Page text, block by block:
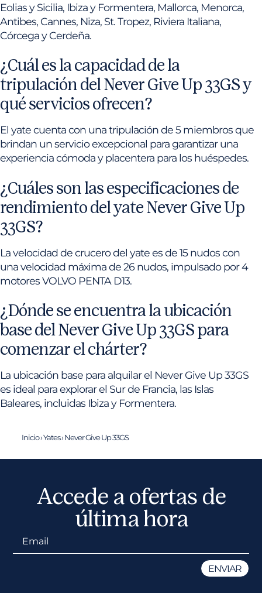
Eolias y Sicilia, Ibiza y Formentera, Mallorca, Menorca,
Antibes, Cannes, Niza, St. Tropez, Riviera Italiana,
Córcega y Cerdeña.
¿Cuál es la capacidad de la
tripulación del Never Give Up 33GS y
qué servicios ofrecen?
El yate cuenta con una tripulación de 5 miembros que
brindan un servicio excepcional para garantizar una
experiencia cómoda y placentera para los huéspedes.
¿Cuáles son las especificaciones de
rendimiento del yate Never Give Up
33GS?
La velocidad de crucero del yate es de 15 nudos con
una velocidad máxima de 26 nudos, impulsado por 4
motores VOLVO PENTA D13.
¿Dónde se encuentra la ubicación
base del Never Give Up 33GS para
comenzar el chárter?
La ubicación base para alquilar el Never Give Up 33GS
es ideal para explorar el Sur de Francia, las Islas
Baleares, incluidas Ibiza y Formentera.
Inicio›Yates›Never Give Up 33GS
Accede a ofertas de
última hora